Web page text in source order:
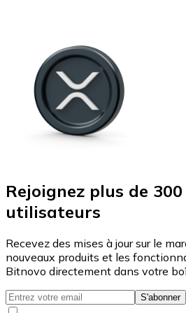
Rejoignez plus de
utilisateurs
Recevez des mises à jour sur le
nouveaux produits et les
Bitnovo directement dans votre
S'abonner